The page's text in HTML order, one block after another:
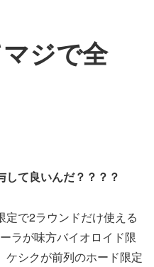
ジで全
て良いんだ？？？？
定で2ラウンドだけ使える
ラが味方バイオロイド限
ケシクが前列のホード限定